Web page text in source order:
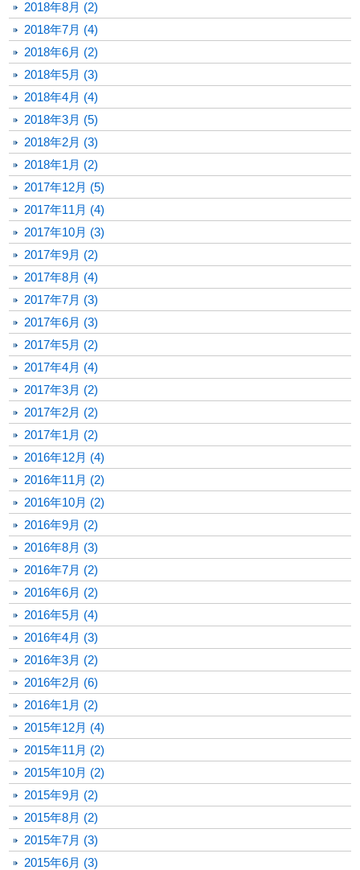
2018年8月 (2)
2018年7月 (4)
2018年6月 (2)
2018年5月 (3)
2018年4月 (4)
2018年3月 (5)
2018年2月 (3)
2018年1月 (2)
2017年12月 (5)
2017年11月 (4)
2017年10月 (3)
2017年9月 (2)
2017年8月 (4)
2017年7月 (3)
2017年6月 (3)
2017年5月 (2)
2017年4月 (4)
2017年3月 (2)
2017年2月 (2)
2017年1月 (2)
2016年12月 (4)
2016年11月 (2)
2016年10月 (2)
2016年9月 (2)
2016年8月 (3)
2016年7月 (2)
2016年6月 (2)
2016年5月 (4)
2016年4月 (3)
2016年3月 (2)
2016年2月 (6)
2016年1月 (2)
2015年12月 (4)
2015年11月 (2)
2015年10月 (2)
2015年9月 (2)
2015年8月 (2)
2015年7月 (3)
2015年6月 (3)